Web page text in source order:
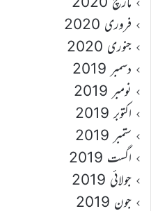
فروری 2020
جنوری 2020
دسمبر 2019
نومبر 2019
اکتوبر 2019
ستمبر 2019
اگست 2019
جولائی 2019
جون 2019